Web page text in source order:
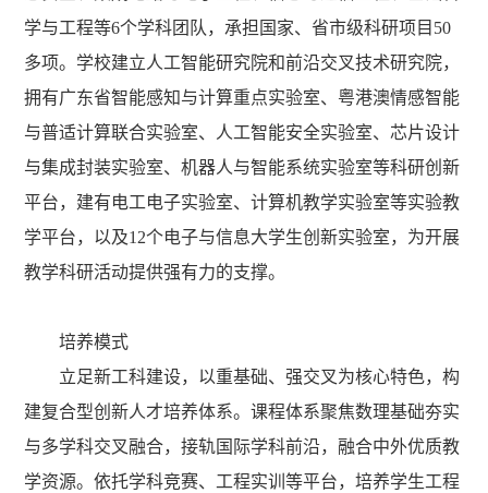
学与工程等6个学科团队， 承担国家、省市级科研项目 50
多项。学校建立人工智能研究院和前沿交叉技术研究院，
拥有广东省智能感知与计算重点实验室、粤港澳情感智能
与普适计算联合实验室、 人工智能安全实验室、芯片设计
与集成封装实验室、机器人与智能系统实验室等科研创新
平台，建有电工电子实验室、计算机教学实验室等实验教
学平台，以及12个电子与信息大学生创新实验室， 为开展
教学科研活动提供强有力的支撑。
培养模式
立足新工科建设，以重基础、强交叉为核心特色，构
建复合型创新人才培养体系。课程体系聚焦数理基础夯实
与多学科交叉融合，接轨国际学科前沿，融合中外优质教
学资源。依托学科竞赛、工程实训等平台，培养学生工程